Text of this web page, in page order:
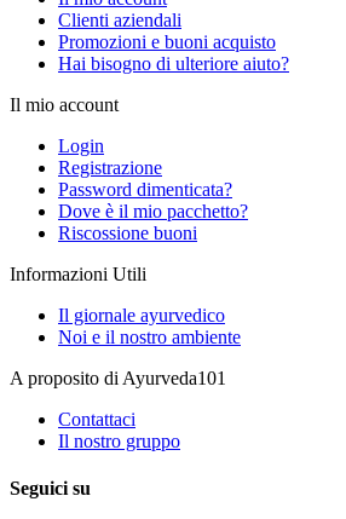
Clienti aziendali
Promozioni e buoni acquisto
Hai bisogno di ulteriore aiuto?
Il mio account
Login
Registrazione
Password dimenticata?
Dove è il mio pacchetto?
Riscossione buoni
Informazioni Utili
Il giornale ayurvedico
Noi e il nostro ambiente
A proposito di Ayurveda101
Contattaci
Il nostro gruppo
Seguici su